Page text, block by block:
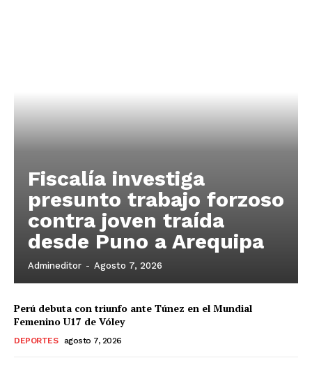
Fiscalía investiga
presunto trabajo forzoso
contra joven traída
desde Puno a Arequipa
Admineditor - Agosto 7, 2026
Perú debuta con triunfo ante Túnez en el Mundial
Femenino U17 de Vóley
DEPORTES agosto 7, 2026